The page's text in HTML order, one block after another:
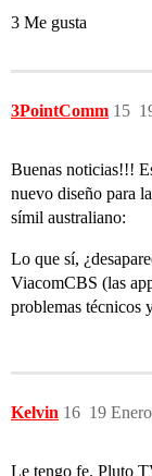
3 Me gusta
3PointComm 15
Buenas noticias!!!
nuevo diseño para
símil australiano:
Lo que sí,
ViacomCBS (las
problemas técnicos
Kelvin 19
16
Le tengo fe. Pluto